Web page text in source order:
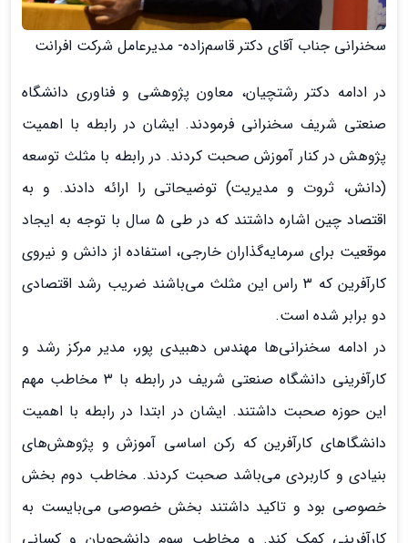
سخنرانی جناب آقای دکتر قاسم‌زاده- مدیرعامل شرکت افرانت
در ادامه دکتر رشتچیان، معاون پژوهشی و فناوری دانشگاه
صنعتی شریف سخنرانی فرمودند. ایشان در رابطه با اهمیت
پژوهش در کنار آموزش صحبت کردند. در رابطه با مثلث توسعه
(دانش، ثروت و مدیریت) توضیحاتی را ارائه دادند. و به
اقتصاد چین اشاره داشتند که در طی ۵ سال با توجه به ایجاد
موقعیت برای سرمایه‌گذاران خارجی، استفاده از دانش و نیروی
کارآفرین که ۳ راس این مثلث می‌باشند ضریب رشد اقتصادی
دو برابر شده است.
در ادامه سخنرانی‌ها مهندس دهبیدی پور، مدیر مرکز رشد و
کارآفرینی دانشگاه صنعتی شریف در رابطه با ۳ مخاطب مهم
این حوزه صحبت داشتند. ایشان در ابتدا در رابطه با اهمیت
دانشگا‌های کارآفرین که رکن اساسی آموزش و پژوهش‌های
بنیادی و کاربردی می‌باشد صحبت کردند. مخاطب دوم بخش
خصوصی بود و تاکید داشتند بخش خصوصی می‌بایست به